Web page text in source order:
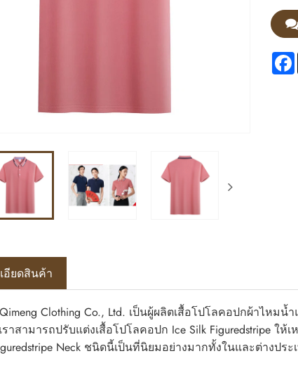
อียดสินค้า
Qimeng Clothing Co., Ltd. เป็นผู้ผลิตเสื้อโปโลคอปกผ้าไห
าสามารถปรับแต่งเสื้อโปโลคอปก Ice Silk Figuredstripe
Neck ชนิดนี้เป็นที่นิยมอย่างมากทั้งในและต่างประ